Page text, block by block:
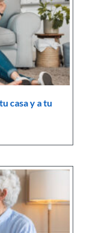
casa y a tu